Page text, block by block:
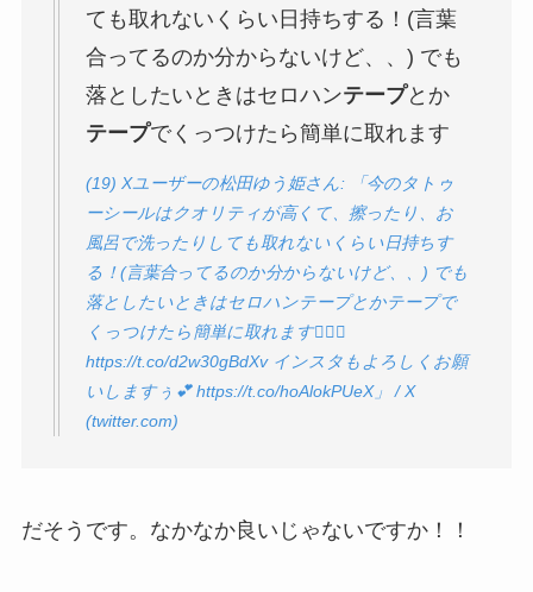
ても取れないくらい日持ちする！(言葉
合ってるのか分からないけど、、) でも
落としたいときはセロハンテープとか
テープでくっつけたら簡単に取れます
(19) Xユーザーの松田ゆう姫さん: 「今のタトゥ
ーシールはクオリティが高くて、擦ったり、お
風呂で洗ったりしても取れないくらい日持ちす
る！(言葉合ってるのか分からないけど、、) でも
落としたいときはセロハンテープとかテープで
くっつけたら簡単に取れます🙆🏻‍♀️
https://t.co/d2w30gBdXv インスタもよろしくお願
いしますぅ💕 https://t.co/hoAlokPUeX」 / X
(twitter.com)
だそうです。なかなか良いじゃないですか！！